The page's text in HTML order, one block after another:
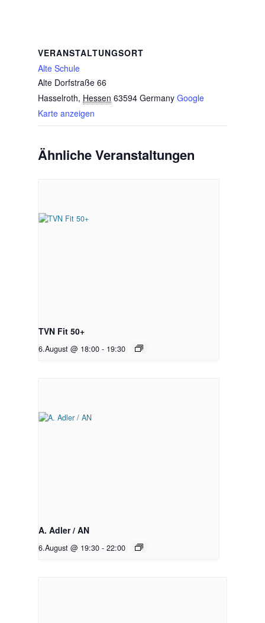
VERANSTALTUNGSORT
Alte Schule
Alte Dorfstraße 66
Hasselroth, Hessen 63594 Germany Google
Karte anzeigen
Ähnliche Veranstaltungen
TVN Fit 50+
6.August @ 18:00 - 19:30
A. Adler / AN
6.August @ 19:30 - 22:00